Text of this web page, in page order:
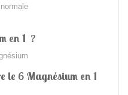
en 1 ?
le 6 Magnésium en 1